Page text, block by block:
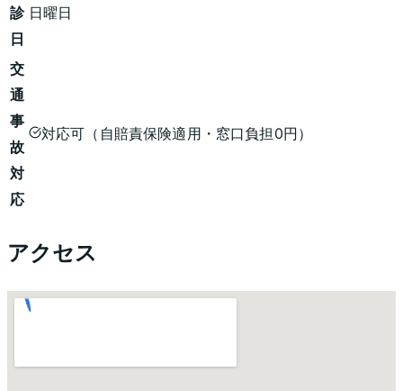
診
日
日曜日
交
通
事
故
対
応
対応可（自賠責保険適用・窓口負担0円）
アクセス